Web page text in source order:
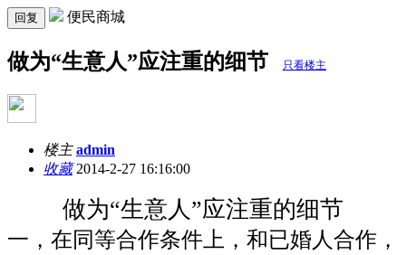
回复 便民商城
做为“生意人”应注重的细节 只看楼主
楼主 admin
收藏2014-2-27 16:16:00
做为“生意人”应注重的细节
一，在同等合作条件上，和已婚人合作，